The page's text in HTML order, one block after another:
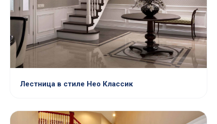
Лестница в стиле Нео Классик